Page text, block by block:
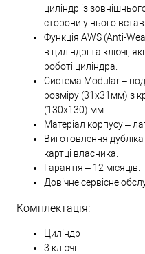
циліндр із
сторони у нього
Функція AWS (Anti-
в циліндрі та ключі,
роботі циліндра.
Система Modular –
розміру (31х31мм) з
(130х130) мм.
Матеріал корпусу –
Виготовлення
картці власника.
Гарантія – 12 місяців.
Довічне сервісне
Комплектація:
Циліндр
3 ключі